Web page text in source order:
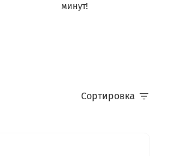
минут!
Сортировка